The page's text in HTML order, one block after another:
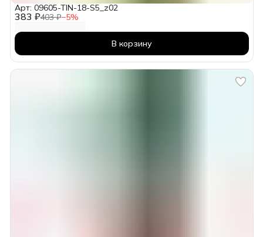
383 ₽403 ₽−5%
Арт: 09605-TIN-18-S5_z02
В корзину